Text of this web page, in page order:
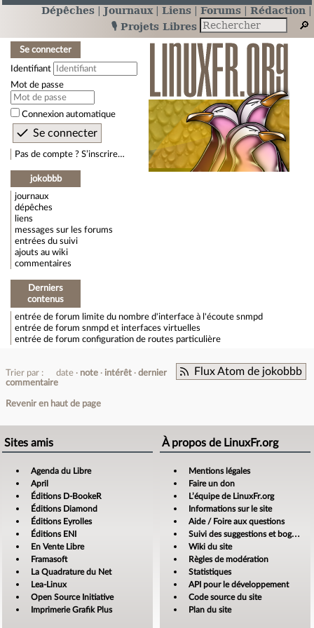
Dépêches Journaux Liens Forums
Rédaction
🎙️ Projets Libres
Se connecter
Identifiant
Mot de passe
Connexion automatique
Pas de compte ? S’inscrire…
jokobbb
journaux
dépêches
liens
messages sur les forums
entrées du suivi
ajouts au wiki
commentaires
Derniers
contenus
entrée de forum limite du nombre d'interface à l'écoute snmpd
entrée de forum snmpd et interfaces virtuelles
entrée de forum configuration de routes particulière
Flux Atom de jokobbb
Trier par : date note intérêt
dernier
commentaire
Revenir en haut de page
Sites amis
Agenda du Libre
April
Éditions D-BookeR
Éditions Diamond
Éditions Eyrolles
Éditions ENI
En Vente Libre
Framasoft
La Quadrature du Net
Lea-Linux
Open Source Initiative
Imprimerie Grafik Plus
À propos de LinuxFr.org
Mentions légales
Faire un don
L’équipe de LinuxFr.org
Informations sur le site
Aide / Foire aux questions
Suivi des suggestions et bogues
Wiki du site
Règles de modération
Statistiques
API pour le développement
Code source du site
Plan du site